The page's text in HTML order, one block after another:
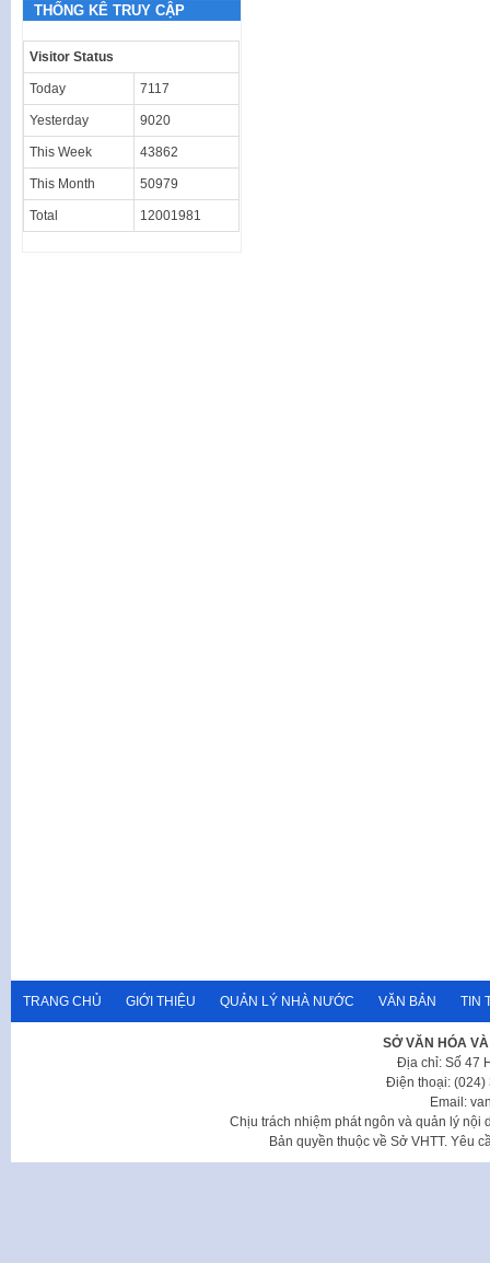
THỐNG KÊ TRUY CẬP
Visitor Status
Today 7117
Yesterday 9020
This Week 43862
This Month 50979
Total 12001981
TRANG CHỦ GIỚI THIỆU QUẢN LÝ NHÀ NƯỚC VĂN BẢN TIN
SỞ VĂN HÓA
Địa chỉ: Số 47
Điện thoại: (024)
Email:
Chịu trách nhiệm phát ngôn và quản lý nội
Bản quyền thuộc về Sở VHTT. Yêu